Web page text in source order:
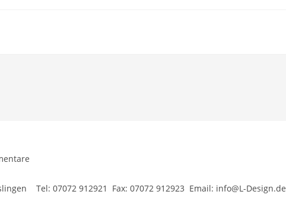
Tel: 07072 912921 Fax: 07072 912923 Email: info@L-Design.de